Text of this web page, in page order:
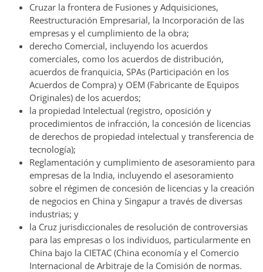
Cruzar la frontera de Fusiones y Adquisiciones,
Reestructuración Empresarial, la Incorporación de las
empresas y el cumplimiento de la obra;
derecho Comercial, incluyendo los acuerdos
comerciales, como los acuerdos de distribución,
acuerdos de franquicia, SPAs (Participación en los
Acuerdos de Compra) y OEM (Fabricante de Equipos
Originales) de los acuerdos;
la propiedad Intelectual (registro, oposición y
procedimientos de infracción, la concesión de licencias
de derechos de propiedad intelectual y transferencia de
tecnología);
Reglamentación y cumplimiento de asesoramiento para
empresas de la India, incluyendo el asesoramiento
sobre el régimen de concesión de licencias y la creación
de negocios en China y Singapur a través de diversas
industrias; y
la Cruz jurisdiccionales de resolución de controversias
para las empresas o los individuos, particularmente en
China bajo la CIETAC (China economía y el Comercio
Internacional de Arbitraje de la Comisión de normas.